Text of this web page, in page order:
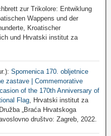
zur Trikolore: Entwiklung
Wappens und der
Kroatischer
und Hrvatski institut za
Spomenica 170. obljetnice
zastave | Commemorative
of the 170th Anniversary of
Flag, Hrvatski institut za
„Braća Hrvatskoga
društvo: Zagreb, 2022.